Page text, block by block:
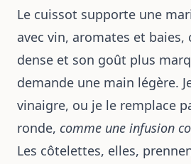
Le cuissot supporte une
avec vin, aromates et baies,
dense et son goût plus
demande une main légère.
vinaigre, ou je le remplace
ronde, comme une infusion
Les côtelettes, elles,